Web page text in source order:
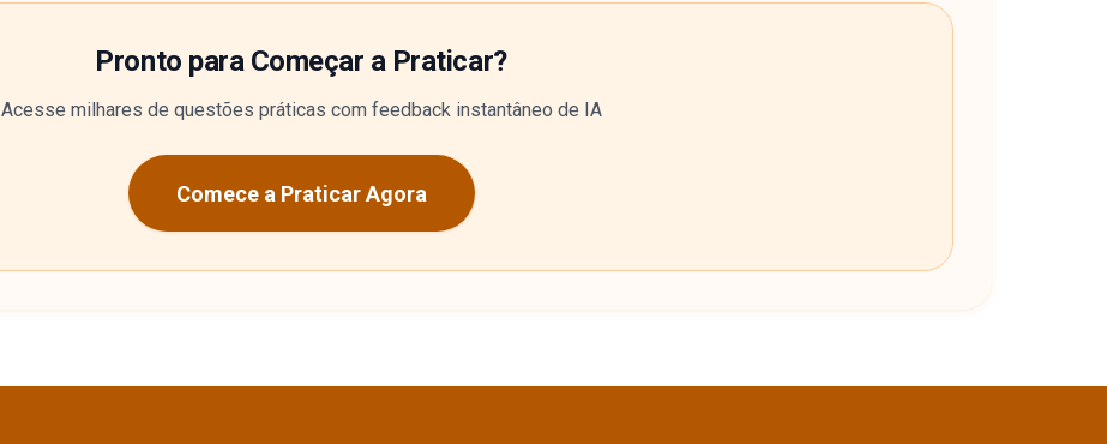
Pronto para Começar a Praticar?
Acesse milhares de questões práticas com feedback instantâneo de IA
Comece a Praticar Agora